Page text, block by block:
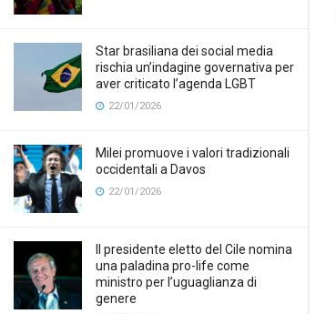
Star brasiliana dei social media
rischia un’indagine governativa per
aver criticato l’agenda LGBT
22/01/2026
Milei promuove i valori tradizionali
occidentali a Davos
22/01/2026
Il presidente eletto del Cile nomina
una paladina pro-life come
ministro per l’uguaglianza di
genere